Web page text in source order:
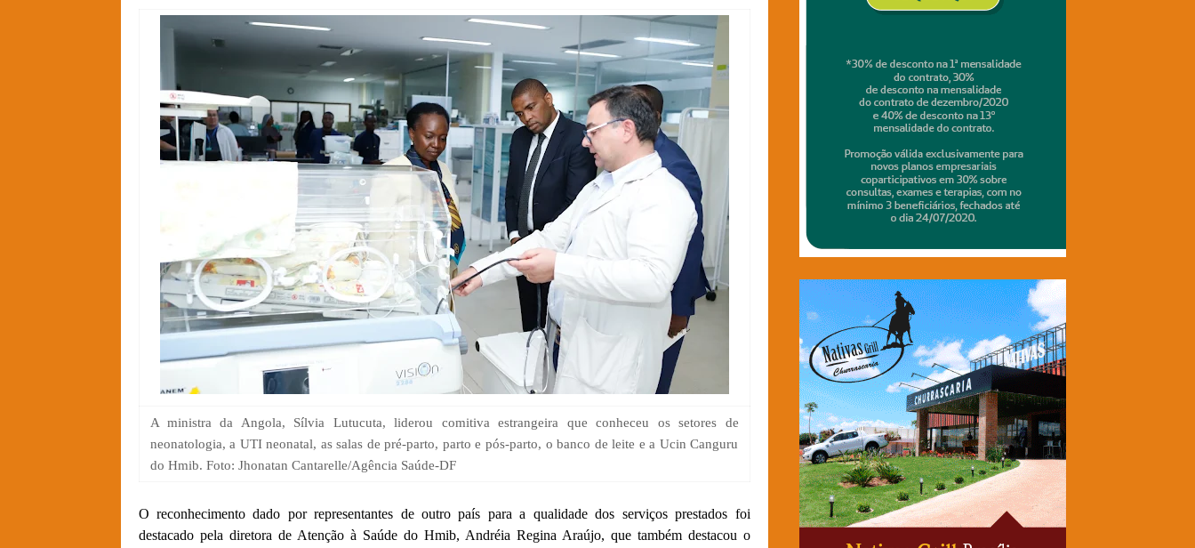
A ministra da Angola, Sílvia Lutucuta, liderou comitiva estrangeira que conheceu os setores de
neonatologia, a UTI neonatal, as salas de pré-parto, parto e pós-parto, o banco de leite e a Ucin Canguru
do Hmib. Foto: Jhonatan Cantarelle/Agência Saúde-DF
O reconhecimento dado por representantes de outro país para a qualidade dos serviços prestados foi
destacado pela diretora de Atenção à Saúde do Hmib, Andréia Regina Araújo, que também destacou o